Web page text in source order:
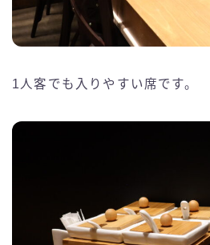
1人客でも入りやすい席です。